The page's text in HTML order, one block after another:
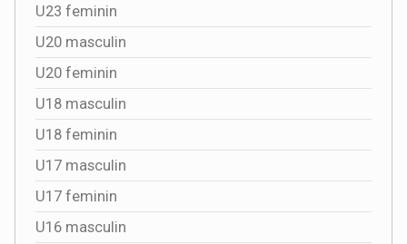
U23 feminin
U20 masculin
U20 feminin
U18 masculin
U18 feminin
U17 masculin
U17 feminin
U16 masculin